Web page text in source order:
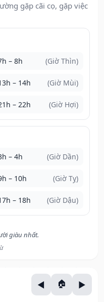
gặp cãi cọ, gặp việc
– 8h (Giờ Thìn)
– 14h (Giờ Mùi)
– 22h (Giờ Hợi)
– 4h (Giờ Dần)
– 10h (Giờ Tỵ)
– 18h (Giờ Dậu)
giàu nhất.